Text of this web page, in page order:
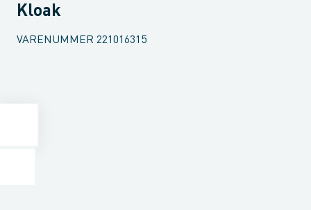
Kloak
VARENUMMER 221016315